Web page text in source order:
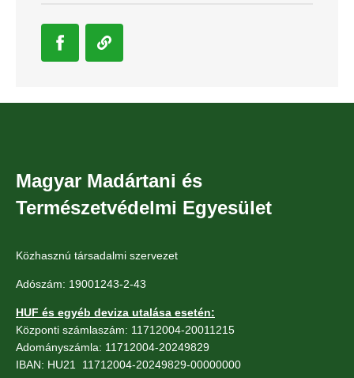
Magyar Madártani és
Természetvédelmi Egyesület
Közhasznú társadalmi szervezet
Adószám: 19001243-2-43
HUF és egyéb deviza utalása esetén:
Központi számlaszám: 11712004-20011215
Adományszámla: 11712004-20249829
IBAN: HU21 11712004-20249829-00000000